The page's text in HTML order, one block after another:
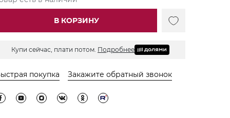
В КОРЗИНУ
Купи сейчас, плати потом. Подробнее
покупка Закажите обратный звонок